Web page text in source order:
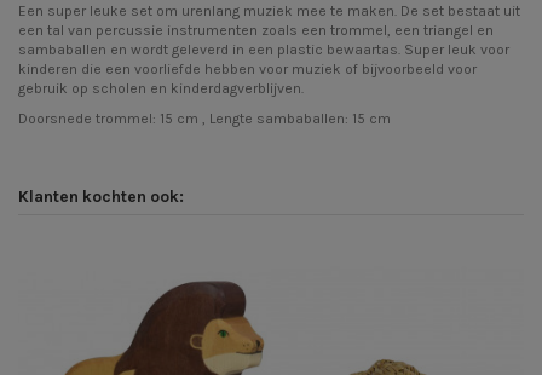
Een super leuke set om urenlang muziek mee te maken. De set bestaat uit
een tal van percussie instrumenten zoals een trommel, een triangel en
sambaballen en wordt geleverd in een plastic bewaartas. Super leuk voor
kinderen die een voorliefde hebben voor muziek of bijvoorbeeld voor
gebruik op scholen en kinderdagverblijven.
Doorsnede trommel: 15 cm , Lengte sambaballen: 15 cm
Klanten kochten ook: